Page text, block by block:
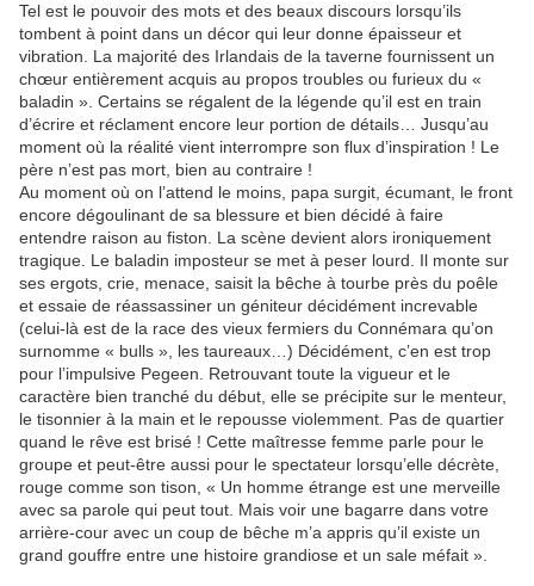
Tel est le pouvoir des mots et des beaux discours lorsqu’ils
tombent à point dans un décor qui leur donne épaisseur et
vibration. La majorité des Irlandais de la taverne fournissent un
chœur entièrement acquis au propos troubles ou furieux du «
baladin ». Certains se régalent de la légende qu’il est en train
d’écrire et réclament encore leur portion de détails… Jusqu’au
moment où la réalité vient interrompre son flux d’inspiration ! Le
père n’est pas mort, bien au contraire !
Au moment où on l’attend le moins, papa surgit, écumant, le front
encore dégoulinant de sa blessure et bien décidé à faire
entendre raison au fiston. La scène devient alors ironiquement
tragique. Le baladin imposteur se met à peser lourd. Il monte sur
ses ergots, crie, menace, saisit la bêche à tourbe près du poêle
et essaie de réassassiner un géniteur décidément increvable
(celui-là est de la race des vieux fermiers du Connémara qu’on
surnomme « bulls », les taureaux…) Décidément, c’en est trop
pour l’impulsive Pegeen. Retrouvant toute la vigueur et le
caractère bien tranché du début, elle se précipite sur le menteur,
le tisonnier à la main et le repousse violemment. Pas de quartier
quand le rêve est brisé ! Cette maîtresse femme parle pour le
groupe et peut-être aussi pour le spectateur lorsqu’elle décrète,
rouge comme son tison, « Un homme étrange est une merveille
avec sa parole qui peut tout. Mais voir une bagarre dans votre
arrière-cour avec un coup de bêche m’a appris qu’il existe un
grand gouffre entre une histoire grandiose et un sale méfait ».